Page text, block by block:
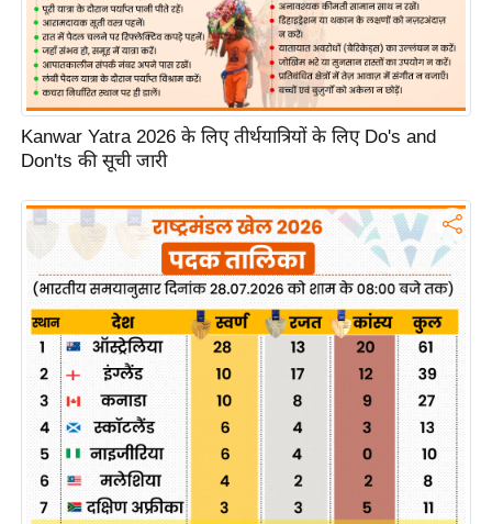
n
g
N
e
w
s
इ
फ
स्टा
इ
ल
क्नॉ
लॉ
जी
ब्यू
टी
Kanwar Yatra 2026 के लिए तीर्थयात्रियों के लिए Do's and
Don'ts की सूची जारी